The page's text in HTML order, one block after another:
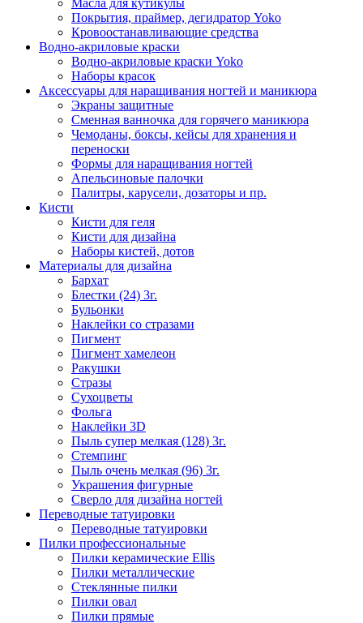
Масла для кутикулы
Покрытия, праймер, дегидратор Yoko
Кровоостанавливающие средства
Водно-акриловые краски
Водно-акриловые краски Yoko
Наборы красок
Аксессуары для наращивания ногтей и маникюра
Экраны защитные
Сменная ванночка для горячего маникюра
Чемоданы, боксы, кейсы для хранения и
переноски
Формы для наращивания ногтей
Апельсиновые палочки
Палитры, карусели, дозаторы и пр.
Кисти
Кисти для геля
Кисти для дизайна
Наборы кистей, дотов
Материалы для дизайна
Бархат
Блестки (24) 3г.
Бульонки
Наклейки со стразами
Пигмент
Пигмент хамелеон
Ракушки
Стразы
Сухоцветы
Фольга
Наклейки 3D
Пыль супер мелкая (128) 3г.
Стемпинг
Пыль очень мелкая (96) 3г.
Украшения фигурные
Сверло для дизайна ногтей
Переводные татуировки
Переводные татуировки
Пилки профессиональные
Пилки керамические Ellis
Пилки металлические
Стеклянные пилки
Пилки овал
Пилки прямые